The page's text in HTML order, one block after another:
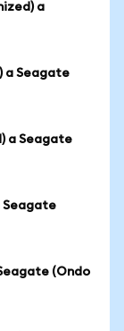
a
a Seagate
a Seagate
Seagate
(Ondo